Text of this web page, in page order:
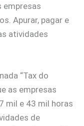
empresas
Apurar, pagar e
atividades
“Tax do
as empresas
mil e 43 mil horas
de